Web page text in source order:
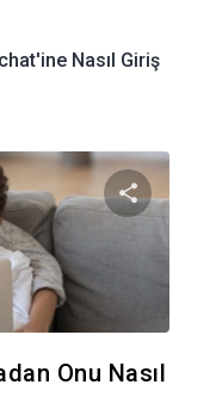
Nasıl Giriş
Bu
Onu Nasıl